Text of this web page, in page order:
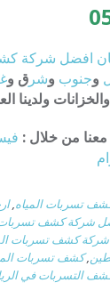
افضل شركة
وجنوب وشر ق و
والخزانات ولدينا
من خلال :
تسربات المياه,
شركة كشف تسربات
شركة كشف تسربات
,كشف تسربات
التسربات في